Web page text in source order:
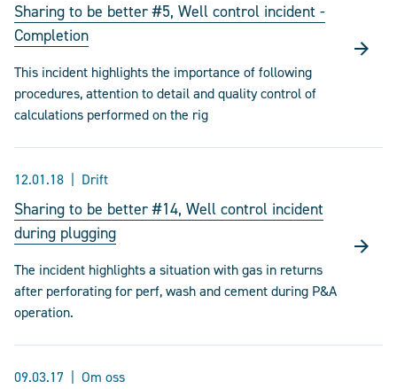
Sharing to be better #5, Well control incident -
Completion
This incident highlights the importance of following
procedures, attention to detail and quality control of
calculations performed on the rig
12.01.18 Drift
Sharing to be better #14, Well control incident
during plugging
The incident highlights a situation with gas in returns
after perforating for perf, wash and cement during P&A
operation.
09.03.17 Om oss